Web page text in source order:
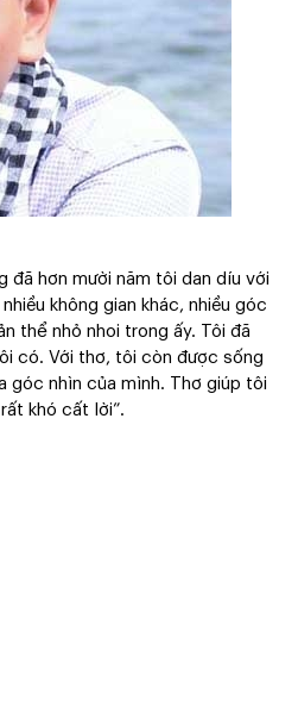
đã hơn mười năm tôi dan díu với
không gian khác, nhiều góc
thể nhỏ nhoi trong ấy. Tôi đã
có. Với thơ, tôi còn được sống
góc nhìn của mình. Thơ giúp tôi
khó cất lời”.